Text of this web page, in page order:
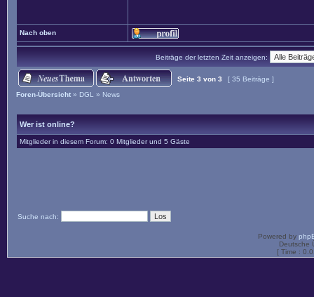
Nach oben
Beiträge der letzten Zeit anzeigen:
Seite 3 von 3
[ 35 Beiträge ]
Foren-Übersicht » DGL » News
Wer ist online?
Mitglieder in diesem Forum: 0 Mitglieder und 5 Gäste
Suche nach:
Powered by
Deutsche
[ Time :